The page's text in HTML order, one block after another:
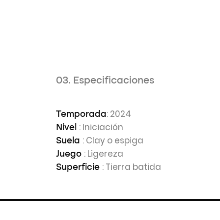
03. Especificaciones
Temporada: 2024
Nivel : Iniciación
Suela : Clay o espiga
Juego : Ligereza
Superficie : Tierra batida